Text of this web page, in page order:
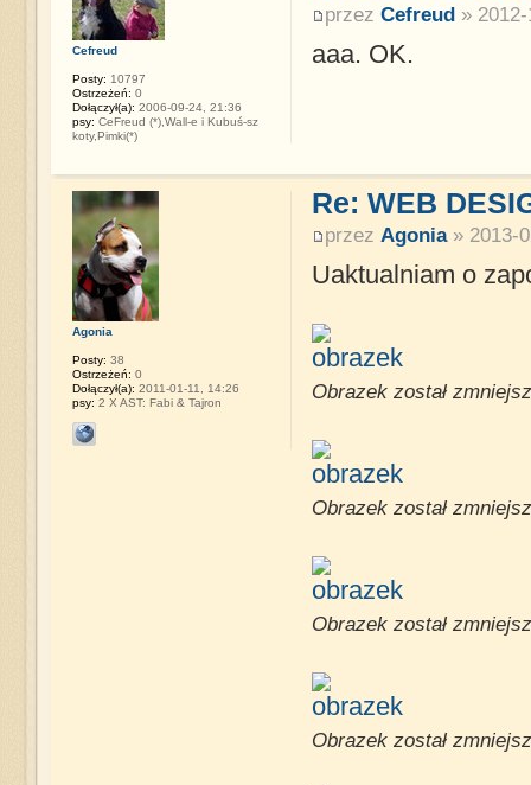
przez Cefreud» 2012-
aaa. OK.
Cefreud
Posty: 10797
Ostrzeżeń: 0
Dołączył(a): 2006-09-24, 21:36
psy: CeFreud (*),Wall-e i Kubuś-sz
koty,Pimki(*)
Re: WEB
przez Agonia» 2013-
Uaktualniam o
Obrazek został
Obrazek został
Obrazek został
Obrazek został
Agonia
Posty: 38
Ostrzeżeń: 0
Dołączył(a): 2011-01-11, 14:26
psy: 2 X AST: Fabi & Tajron